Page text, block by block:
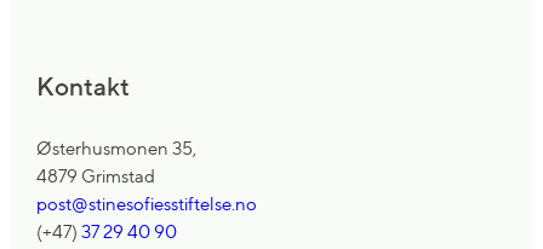
Kontakt
Østerhusmonen 35,
4879 Grimstad
post@stinesofiesstiftelse.no
(+47)37 29 40 90